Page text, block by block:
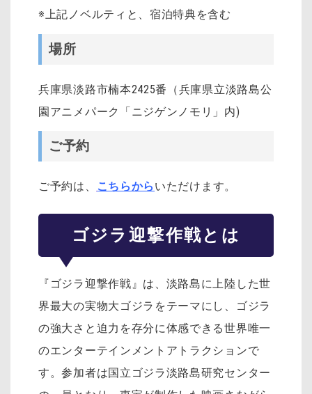
※上記ノベルティと、宿泊特典を含む
場所
兵庫県淡路市楠本2425番（兵庫県立淡路島公
園アニメパーク「ニジゲンノモリ」内)
ご予約
ご予約は、 こちらから いただけます。
ゴジラ迎撃作戦とは
『ゴジラ迎撃作戦』は、淡路島に上陸した世
界最大の実物大ゴジラをテーマにし、ゴジラ
の強大さと迫力を存分に体感できる世界唯一
のエンターテインメントアトラクションで
す。参加者は国立ゴジラ淡路島研究センター